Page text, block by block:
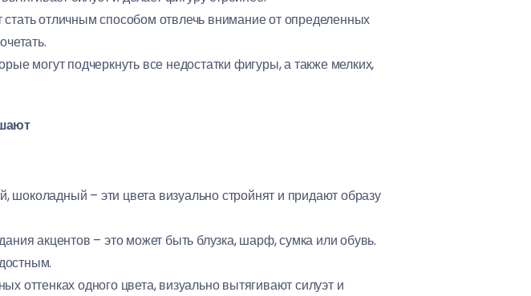
отличным способом отвлечь внимание от определенных
могут подчеркнуть все недостатки фигуры, а также мелких,
– эти цвета визуально стройнят и придают образу
акцентов – это может быть блузка, шарф, сумка или обувь.
оттенках одного цвета, визуально вытягивают силуэт и